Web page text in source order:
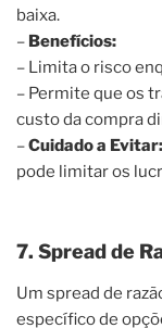
baixa.
– Benefícios:
– Limita o risco
– Permite que os
custo da compra
–Cuidado a Evitar:
pode limitar os
7. Spread de
Um spread de
específico de